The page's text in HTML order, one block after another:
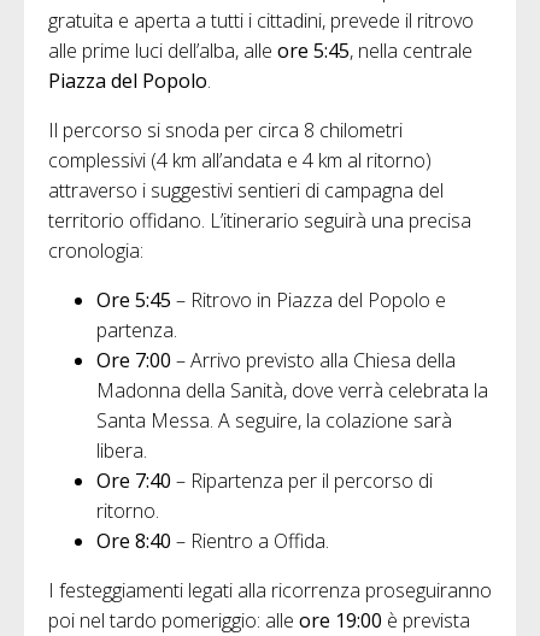
gratuita e aperta a tutti i cittadini, prevede il ritrovo
alle prime luci dell’alba, alle ore 5:45, nella centrale
Piazza del Popolo.
Il percorso si snoda per circa 8 chilometri
complessivi (4 km all’andata e 4 km al ritorno)
attraverso i suggestivi sentieri di campagna del
territorio offidano. L’itinerario seguirà una precisa
cronologia:
Ore 5:45 – Ritrovo in Piazza del Popolo e
partenza.
Ore 7:00 – Arrivo previsto alla Chiesa della
Madonna della Sanità, dove verrà celebrata la
Santa Messa. A seguire, la colazione sarà
libera.
Ore 7:40 – Ripartenza per il percorso di
ritorno.
Ore 8:40 – Rientro a Offida.
I festeggiamenti legati alla ricorrenza proseguiranno
poi nel tardo pomeriggio: alle ore 19:00 è prevista